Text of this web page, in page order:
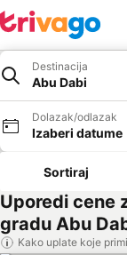
Destinacija
Abu Dabi
Dolazak/odlazak
Izaberi datume
Sortiraj
Uporedi cene
gradu Abu
Kako uplate koje